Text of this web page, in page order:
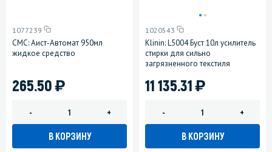
1077239
СМС: Аист-Автомат 950мл
жидкое средство
265.50)
- +
В КОРЗИНУ
1020543
Klinin: L5004 Буст 10л усилитель
стирки для сильно
загрязненного текстиля
11 135.31)
- +
В КОРЗИНУ